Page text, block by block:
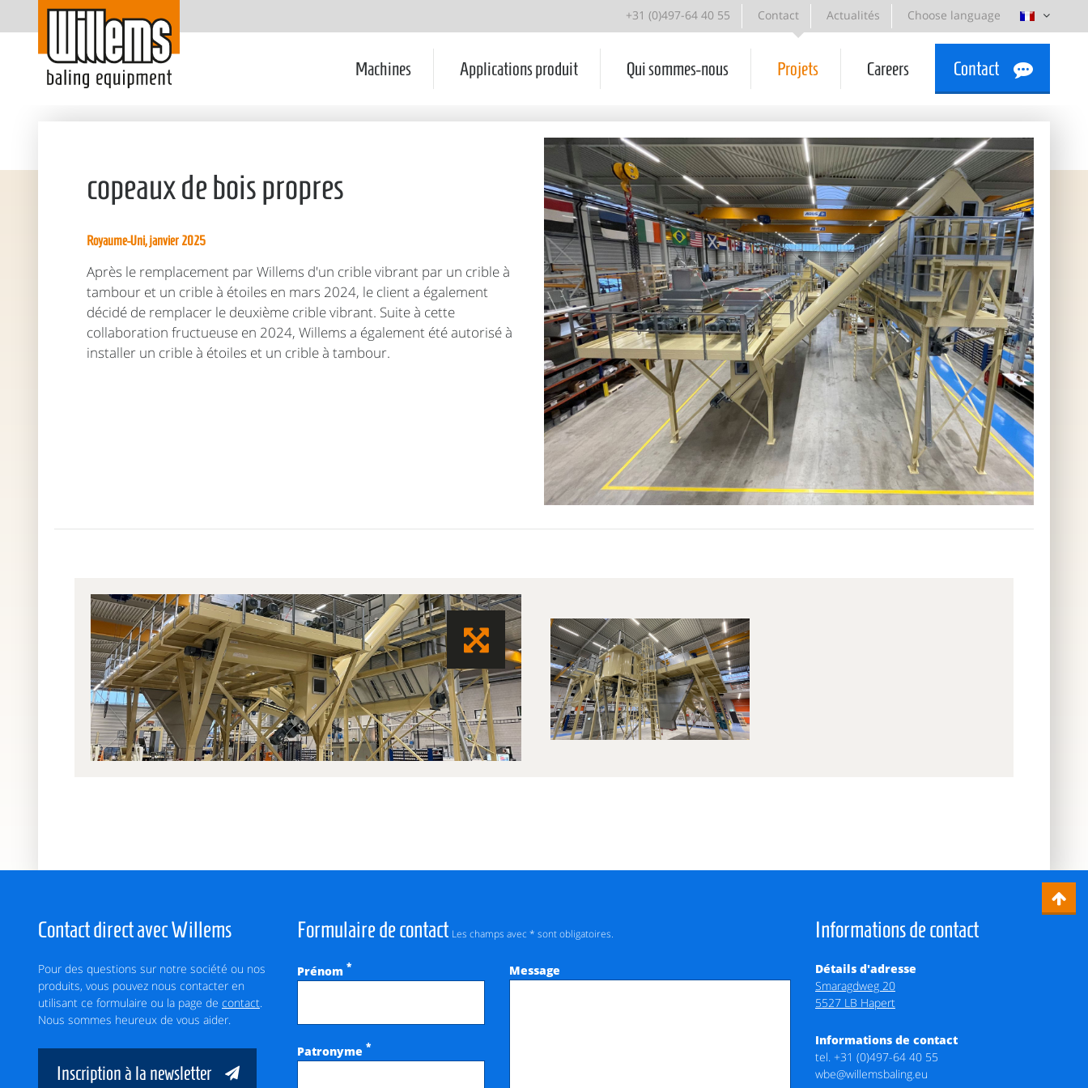
+31 (0)497-64 40 55 Contact Actualités Choose language
Machines Applications produit Qui sommes-nous Projets Careers Contact
copeaux de bois propres
Royaume-Uni, janvier 2025
Après le remplacement par Willems d'un crible vibrant par un crible à
tambour et un crible à étoiles en mars 2024, le client a également
décidé de remplacer le deuxième crible vibrant. Suite à cette
collaboration fructueuse en 2024, Willems a également été autorisé à
installer un crible à étoiles et un crible à tambour.
Contact direct avec Willems
Pour des questions sur notre société ou nos
produits, vous pouvez nous contacter en
utilisant ce formulaire ou la page de contact.
Nous sommes heureux de vous aider.
Inscription à la newsletter
Formulaire de contact Les champs avec * sont obligatoires.
Prénom *
Patronyme *
Message
Informations de contact
Détails d'adresse
Smaragdweg 20
5527 LB Hapert
Informations de contact
tel. +31 (0)497-64 40 55
wbe@willemsbaling.eu